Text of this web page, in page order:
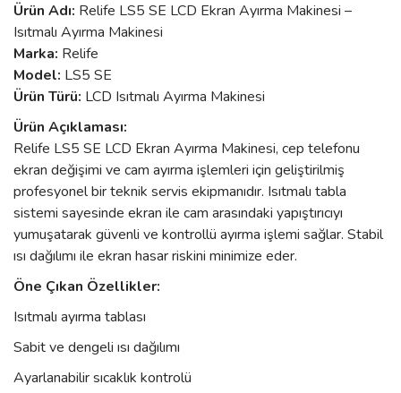
Ürün Adı: Relife LS5 SE LCD Ekran Ayırma Makinesi –
Isıtmalı Ayırma Makinesi
Marka: Relife
Model: LS5 SE
Ürün Türü: LCD Isıtmalı Ayırma Makinesi
Ürün Açıklaması:
Relife LS5 SE LCD Ekran Ayırma Makinesi, cep telefonu
ekran değişimi ve cam ayırma işlemleri için geliştirilmiş
profesyonel bir teknik servis ekipmanıdır. Isıtmalı tabla
sistemi sayesinde ekran ile cam arasındaki yapıştırıcıyı
yumuşatarak güvenli ve kontrollü ayırma işlemi sağlar. Stabil
ısı dağılımı ile ekran hasar riskini minimize eder.
Öne Çıkan Özellikler:
Isıtmalı ayırma tablası
Sabit ve dengeli ısı dağılımı
Ayarlanabilir sıcaklık kontrolü